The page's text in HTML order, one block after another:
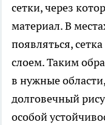
сетки, через
материал. В
появляться,
слоем. Таким
в нужные
долговечный
особой